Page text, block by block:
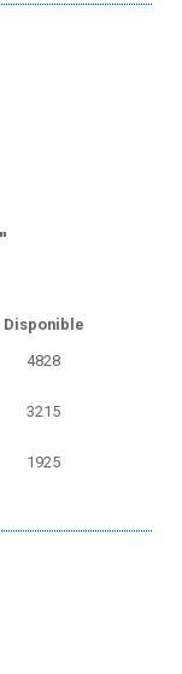
Disponible
4828
3215
1925